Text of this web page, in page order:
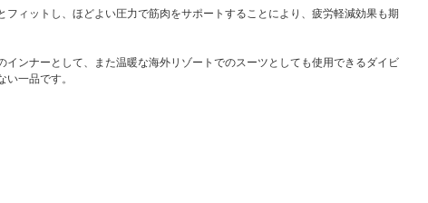
フィットし、ほどよい圧力で筋肉をサポートすることにより、疲労軽減効果も期
インナーとして、また温暖な海外リゾートでのスーツとしても使用できるダイビ
い一品です。